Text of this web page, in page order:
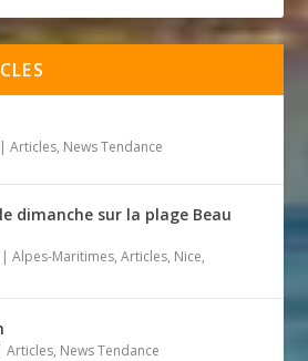
|Articles, News Tendance
dimanche sur la plage Beau
|Alpes-Maritimes,Articles, Nice,
|Articles, News Tendance